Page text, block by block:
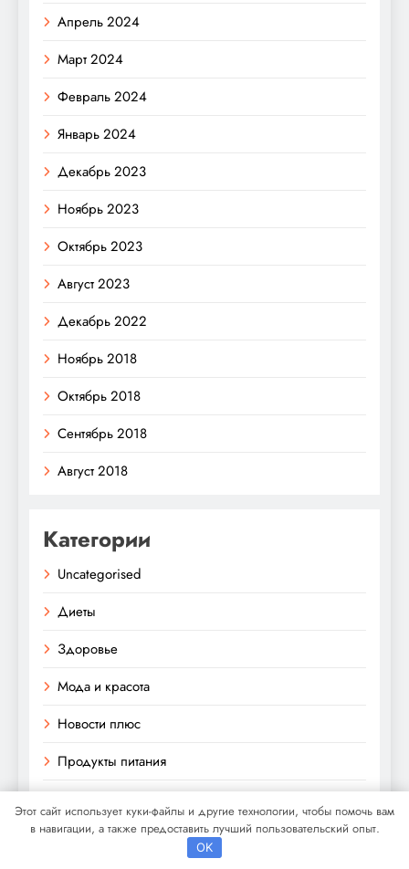
Апрель 2024
Март 2024
Февраль 2024
Январь 2024
Декабрь 2023
Ноябрь 2023
Октябрь 2023
Август 2023
Декабрь 2022
Ноябрь 2018
Октябрь 2018
Сентябрь 2018
Август 2018
Категории
Uncategorised
Диеты
Здоровье
Мода и красота
Новости плюс
Продукты питания
Спорт и йога
Этот сайт использует куки-файлы и другие технологии, чтобы помочь вам
в навигации, а также предоставить лучший пользовательский опыт.
OK